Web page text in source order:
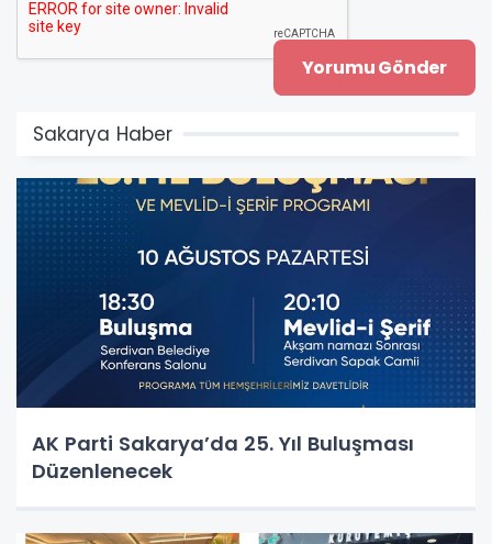
Sakarya Haber
AK Parti Sakarya’da 25. Yıl Buluşması
Düzenlenecek